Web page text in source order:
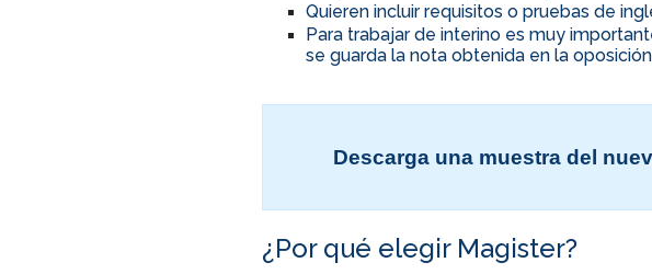
Quieren incluir requisitos o pruebas de
Para trabajar de interino es muy
se guarda la nota obtenida en la
Descarga una muestra del
¿Por qué elegir Magister?